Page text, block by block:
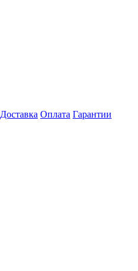
Доставка Оплата Гарантии